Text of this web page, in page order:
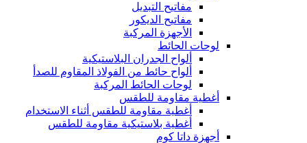
مفاتيح التبديل
مفاتيح الديكور
الأجهزة المركبة
لوحات الحائط
ألواح الجدران البلاستيكية
ألواح حائط من الفولاذ المقاوم للصدأ
لوحات الحائط المركبة
أغطية مقاومة للطقس
أغطية مقاومة للطقس أثناء الاستخدام
أغطية بلاستيكية مقاومة للطقس
أجهزة داتا كوم